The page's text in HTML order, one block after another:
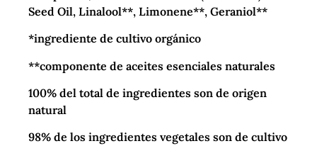
Seed Oil, Linalool**, Limonene**, Geraniol**
*ingrediente de cultivo orgánico
**componente de aceites esenciales naturales
100% del total de ingredientes son de origen
natural
98% de los ingredientes vegetales son de cultivo